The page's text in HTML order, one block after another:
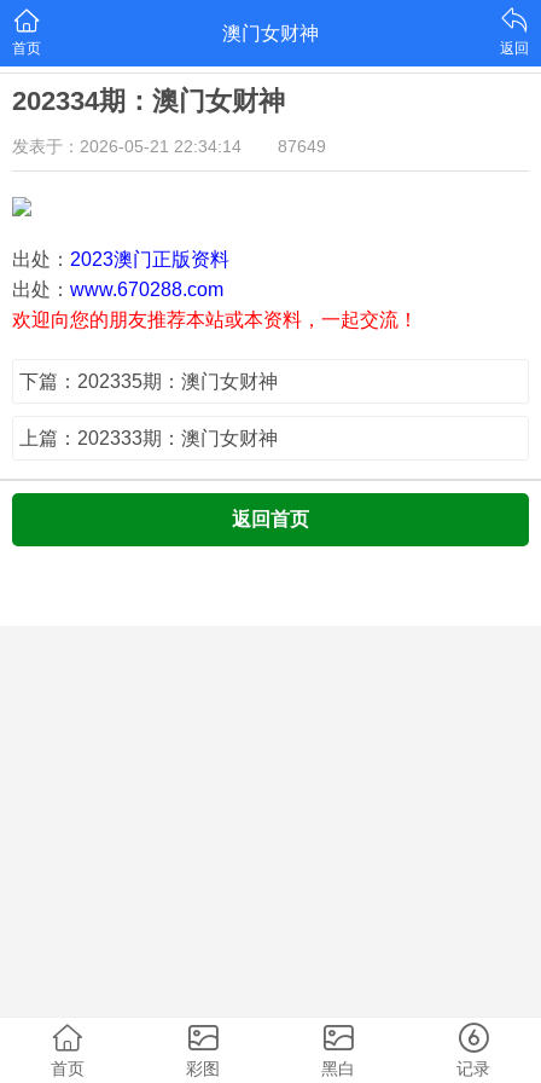
首页
澳门女财神
返回
202334期：澳门女财神
发表于：2026-05-21 22:34:14 87649
出处： 2023澳门正版资料
出处： www.670288.com
欢迎向您的朋友推荐本站或本资料，一起交流！
下篇：202335期：澳门女财神
上篇：202333期：澳门女财神
返回首页
首页 彩图 黑白 记录